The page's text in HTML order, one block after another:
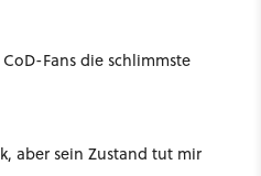
Fans die schlimmste
aber sein Zustand tut mir